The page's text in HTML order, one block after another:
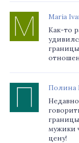
Maria
Как-то
Полина
Недавно
мужики
цену!